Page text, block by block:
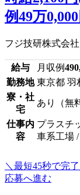
例49万
フジ技研株式会
給与 月収例
勤務地 東京都 羽
寮・社
宅
あり（無
仕事内
容
プラスチ
車系工場 /
＼最短45秒で完
応募へ進む